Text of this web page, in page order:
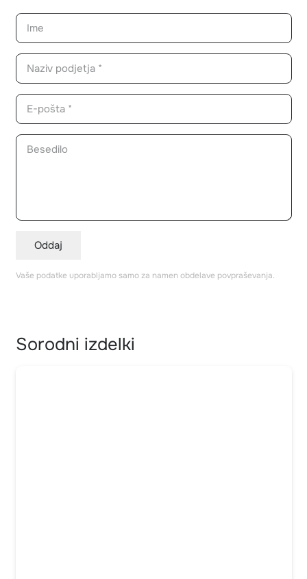
Oddaj
Vaše podatke uporabljamo samo za namen obdelave povpraševanja.
Sorodni izdelki